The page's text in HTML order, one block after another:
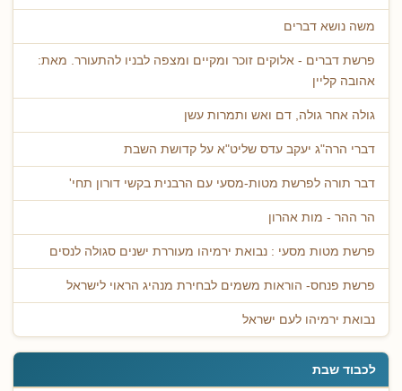
משה נושא דברים
פרשת דברים - אלוקים זוכר ומקיים ומצפה לבניו להתעורר. מאת:
אהובה קליין
גולה אחר גולה, דם ואש ותמרות עשן
דברי הרה"ג יעקב עדס שליט"א על קדושת השבת
דבר תורה לפרשת מטות-מסעי עם הרבנית בקשי דורון תחי'
הר ההר - מות אהרון
פרשת מטות מסעי : נבואת ירמיהו מעוררת ישנים סגולה לנסים
פרשת פנחס- הוראות משמים לבחירת מנהיג הראוי לישראל
נבואת ירמיהו לעם ישראל
לכבוד שבת